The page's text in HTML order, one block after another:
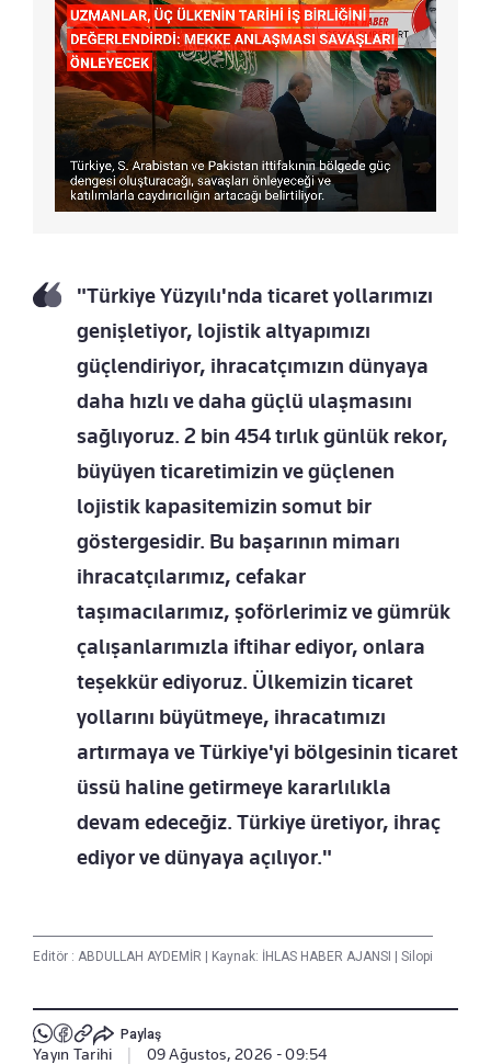
"Türkiye Yüzyılı'nda ticaret yollarımızı
genişletiyor, lojistik altyapımızı
güçlendiriyor, ihracatçımızın dünyaya
daha hızlı ve daha güçlü ulaşmasını
sağlıyoruz. 2 bin 454 tırlık günlük rekor,
büyüyen ticaretimizin ve güçlenen
lojistik kapasitemizin somut bir
göstergesidir. Bu başarının mimarı
ihracatçılarımız, cefakar
taşımacılarımız, şoförlerimiz ve gümrük
çalışanlarımızla iftihar ediyor, onlara
teşekkür ediyoruz. Ülkemizin ticaret
yollarını büyütmeye, ihracatımızı
artırmaya ve Türkiye'yi bölgesinin ticaret
üssü haline getirmeye kararlılıkla
devam edeceğiz. Türkiye üretiyor, ihraç
ediyor ve dünyaya açılıyor."
Editör : ABDULLAH AYDEMİR Kaynak: İHLAS HABER AJANSI Silopi
Paylaş
Yayın Tarihi 09 Ağustos, 2026 - 09:54